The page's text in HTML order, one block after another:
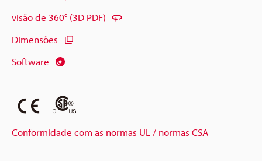
visão de 360° (3D PDF)
Dimensões
Software
Conformidade com as normas UL / normas CSA